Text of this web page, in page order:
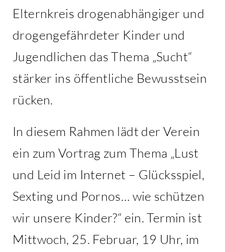
Elternkreis drogenabhängiger und
drogengefährdeter Kinder und
Jugendlichen das Thema „Sucht“
stärker ins öffentliche Bewusstsein
rücken.
In diesem Rahmen lädt der Verein
ein zum Vortrag zum Thema „Lust
und Leid im Internet – Glücksspiel,
Sexting und Pornos… wie schützen
wir unsere Kinder?“ ein. Termin ist
Mittwoch, 25. Februar, 19 Uhr, im